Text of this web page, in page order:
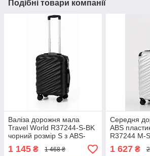
Подібні товари компанії
Валіза дорожня мала
Travel World R37244-S-BK
чорний розмір S з ABS-
пластику
1 145 ₴ 1 468 ₴
Середня
ABS
R37244 М-
на колесах
1 627₴